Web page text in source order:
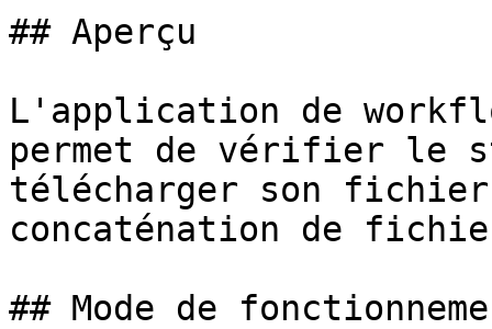
## Aperçu
L'application de
permet de vérifier le
télécharger son
concaténation de
## Mode de